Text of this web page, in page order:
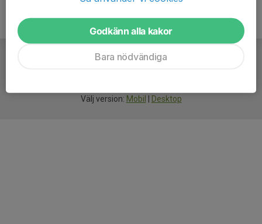
Välj version: Mobil Desktop
Godkänn alla kakor
Bara nödvändiga